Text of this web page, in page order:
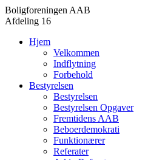
Boligforeningen AAB
Afdeling 16
Hjem
Velkommen
Indflytning
Forbehold
Bestyrelsen
Bestyrelsen
Bestyrelsen Opgaver
Fremtidens AAB
Beboerdemokrati
Funktionærer
Referater